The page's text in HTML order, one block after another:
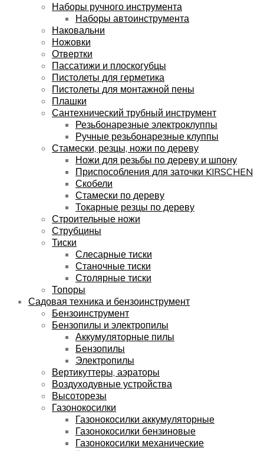
Наборы ручного инструмента
Наборы автоинструмента
Наковальни
Ножовки
Отвертки
Пассатижи и плоскогубцы
Пистолеты для герметика
Пистолеты для монтажной пены
Плашки
Сантехнический трубный инструмент
Резьбонарезные электроклуппы
Ручные резьбонарезные клуппы
Стамески, резцы, ножи по дереву
Ножи для резьбы по дереву и шпону
Приспособления для заточки KIRSCHEN
Скобели
Стамески по дереву
Токарные резцы по дереву
Строительные ножи
Струбцины
Тиски
Слесарные тиски
Станочные тиски
Столярные тиски
Топоры
Садовая техника и бензоинструмент
Бензоинструмент
Бензопилы и электропилы
Аккумуляторные пилы
Бензопилы
Электропилы
Вертикуттеры, аэраторы
Воздуходувные устройства
Высоторезы
Газонокосилки
Газонокосилки аккумуляторные
Газонокосилки бензиновые
Газонокосилки механические